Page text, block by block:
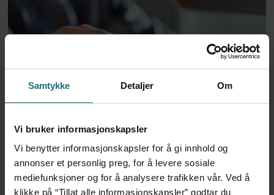
Samtykke Detaljer Om
Vi bruker informasjonskapsler
Vi benytter informasjonskapsler for å gi innhold og
annonser et personlig preg, for å levere sosiale
mediefunksjoner og for å analysere trafikken vår. Ved å
klikke på “Tillat alle informasjonskapsler” godtar du
Dansk politi vil fengsle lege
for utskrivning av store
mengder Ozempic